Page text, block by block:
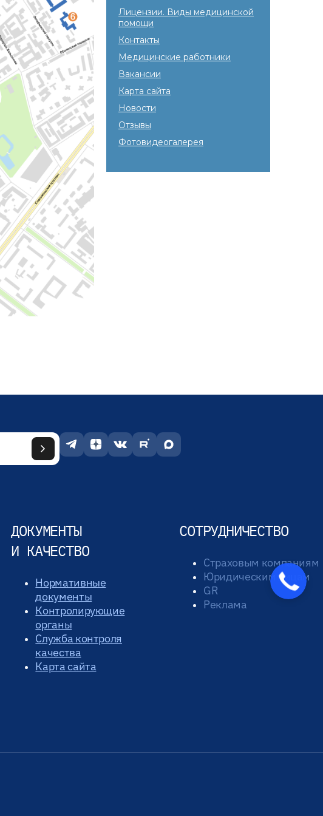
Лицензии. Виды медицинской
помощи
Контакты
Медицинские работники
Вакансии
Карта сайта
Новости
Отзывы
Фотовидеогалерея
ДОКУМЕНТЫ
И КАЧЕСТВО
Нормативные
документы
Контролирующие
органы
Служба контроля
качества
Карта сайта
СОТРУДНИЧЕСТВО
Страховым компаниям
Юридическим лицам
GR
Реклама
Закажите
звонок